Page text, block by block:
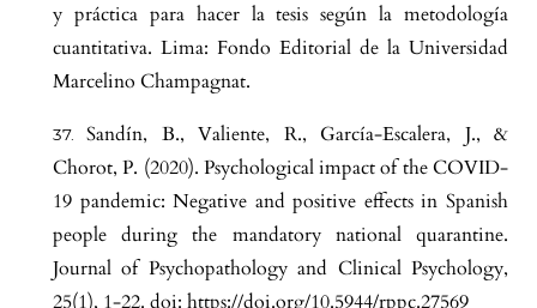
y práctica para hacer la tesis según la metodología
cuantitativa. Lima: Fondo Editorial de la Universidad
Marcelino Champagnat.
Sandín, B., Valiente, R., García-Escalera, J., &
Chorot, P. (2020). Psychological impact of the COVID-
19 pandemic: Negative and positive effects in Spanish
people during the mandatory national quarantine.
Journal of Psychopathology and Clinical Psychology,
25(1), 1-22. doi: https://doi.org/10.5944/rppc.27569